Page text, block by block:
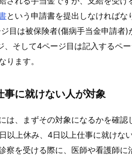
という申請書を提出しなければ
目は被保険者(傷病手当金申請者
そして4ページ目は記入するペ
ります。
に就けない人が対象
は、まずその対象になるかを確認
以上休み、4日以上仕事に就けな
察を受ける際に、医師や看護師に